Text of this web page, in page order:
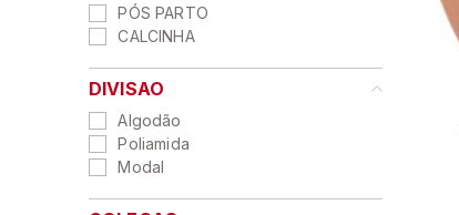
DIVISAO
Algodão
Poliamida
Modal
PÓS PARTO
CALCINHA